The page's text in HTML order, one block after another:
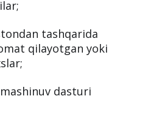
tashqarida
qilayotgan yoki
dasturi